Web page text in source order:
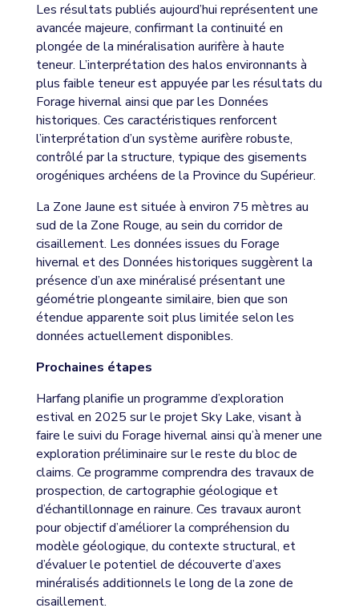
Les résultats publiés aujourd’hui représentent une
avancée majeure, confirmant la continuité en
plongée de la minéralisation aurifère à haute
teneur. L’interprétation des halos environnants à
plus faible teneur est appuyée par les résultats du
Forage hivernal ainsi que par les Données
historiques. Ces caractéristiques renforcent
l’interprétation d’un système aurifère robuste,
contrôlé par la structure, typique des gisements
orogéniques archéens de la Province du Supérieur.
La Zone Jaune est située à environ 75 mètres au
sud de la Zone Rouge, au sein du corridor de
cisaillement. Les données issues du Forage
hivernal et des Données historiques suggèrent la
présence d’un axe minéralisé présentant une
géométrie plongeante similaire, bien que son
étendue apparente soit plus limitée selon les
données actuellement disponibles.
Prochaines étapes
Harfang planifie un programme d’exploration
estival en 2025 sur le projet Sky Lake, visant à
faire le suivi du Forage hivernal ainsi qu’à mener une
exploration préliminaire sur le reste du bloc de
claims. Ce programme comprendra des travaux de
prospection, de cartographie géologique et
d’échantillonnage en rainure. Ces travaux auront
pour objectif d’améliorer la compréhension du
modèle géologique, du contexte structural, et
d’évaluer le potentiel de découverte d’axes
minéralisés additionnels le long de la zone de
cisaillement.